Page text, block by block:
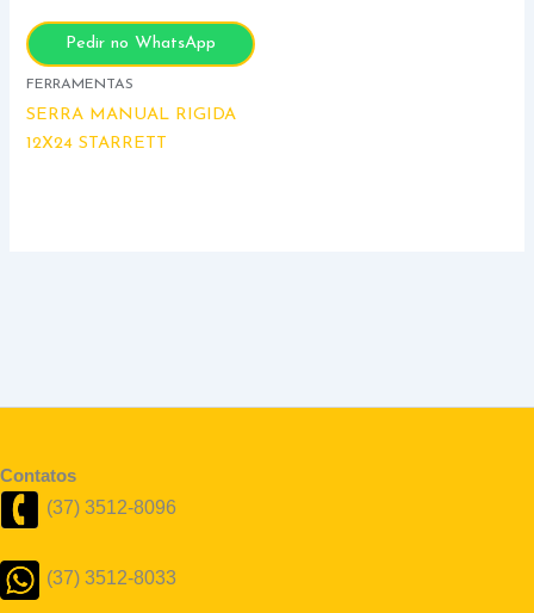
Pedir no WhatsApp
FERRAMENTAS
SERRA MANUAL RIGIDA
12X24 STARRETT
Contatos
(37) 3512-8096
(37) 3512-8033